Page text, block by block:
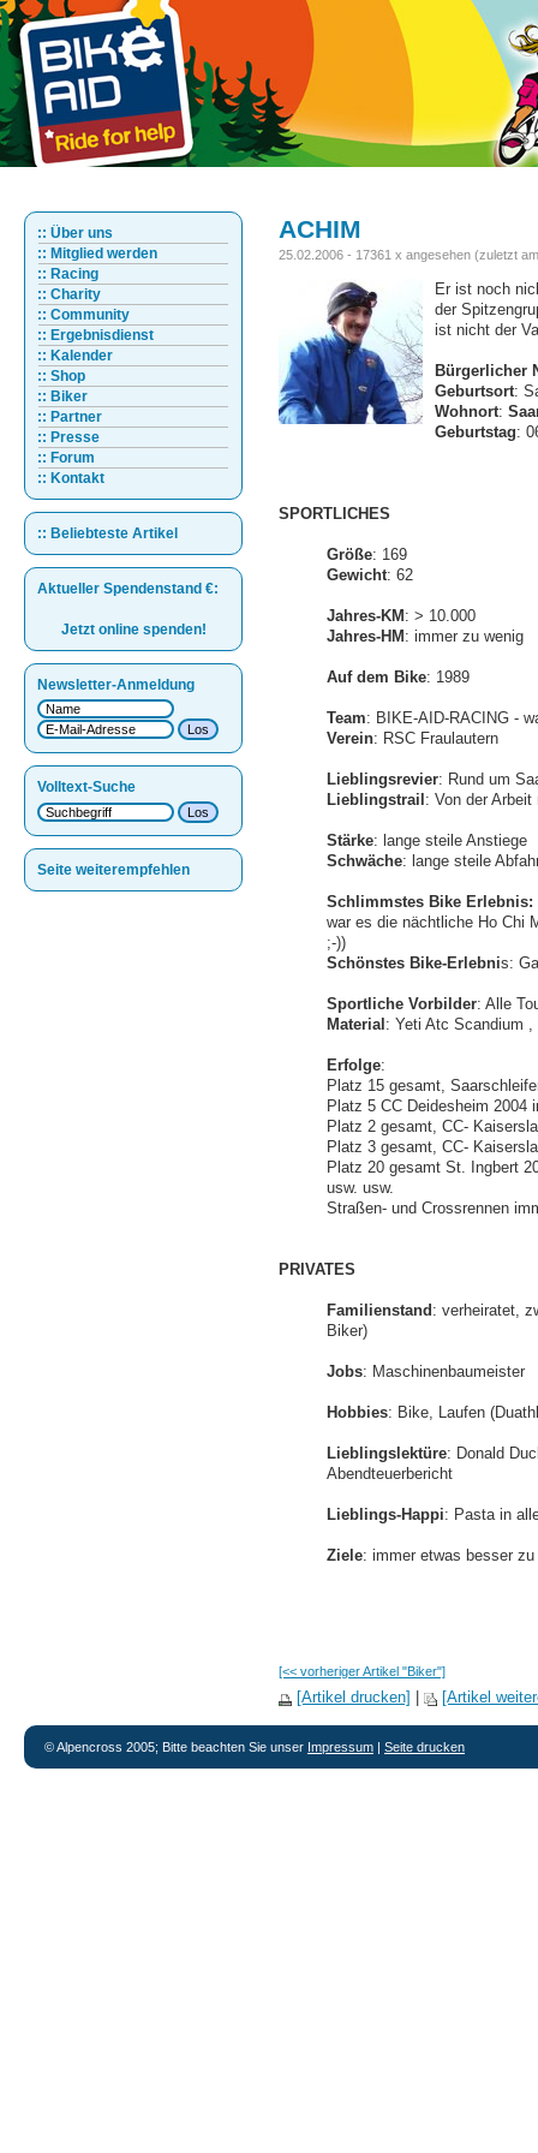
:: Über uns
:: Mitglied werden
:: Racing
:: Charity
:: Community
:: Ergebnisdienst
:: Kalender
:: Shop
:: Biker
:: Partner
:: Presse
:: Forum
:: Kontakt
:: Beliebteste Artikel
Aktueller Spendenstand €:
Jetzt online spenden!
Newsletter-Anmeldung
Volltext-Suche
Seite weiterempfehlen
ACHIM
25.02.2006 - 17361 x angesehen (zuletzt
Er ist noch
der
ist nicht der
Bürgerlicher
Geburtsort:
Wohnort:
Geburtstag:
SPORTLICHES
Größe: 169
Gewicht: 62
Jahres-KM : > 10.000
Jahres-HM : immer zu wenig
Auf dem Bike: 1989
Team: BIKE-AID-RACING -
Verein: RSC Fraulautern
Lieblingsrevier: Rund um
Lieblingstrail : Von der Arbeit
Stärke: lange steile Anstiege
Schwäche: lange steile
Schlimmstes Bike Erlebnis:
war es die nächtliche Ho Chi
;-))
Schönstes Bike-Erlebnis:
Sportliche Vorbilder: Alle
Material : Yeti Atc Scandium ,
Erfolge:
Platz 15 gesamt,
Platz 5 CC Deidesheim 2004
Platz 2 gesamt, CC-
Platz 3 gesamt, CC-
Platz 20 gesamt St. Ingbert
usw. usw.
Straßen- und Crossrennen
PRIVATES
Familienstand : verheiratet,
Biker)
Jobs: Maschinenbaumeister
Hobbies: Bike, Laufen
Lieblingslektüre: Donald
Abendteuerbericht
Lieblings-Happi: Pasta in
Ziele: immer etwas besser
[<< vorheriger Artikel "Biker"]
[Artikel drucken] [Artikel
© Alpencross 2005; Bitte beachten Sie unser Impressum Seite drucken